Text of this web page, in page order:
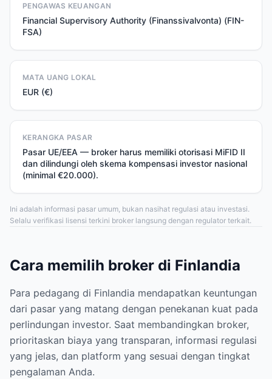
PENGAWAS KEUANGAN
Financial Supervisory Authority (Finanssivalvonta) (FIN-
FSA)
MATA UANG LOKAL
EUR (€)
KERANGKA PASAR
Pasar UE/EEA — broker harus memiliki otorisasi MiFID II
dan dilindungi oleh skema kompensasi investor nasional
(minimal €20.000).
Ini adalah informasi pasar umum, bukan nasihat regulasi atau investasi.
Selalu verifikasi lisensi terkini broker langsung dengan regulator terkait.
Cara memilih broker di Finlandia
Para pedagang di Finlandia mendapatkan keuntungan
dari pasar yang matang dengan penekanan kuat pada
perlindungan investor. Saat membandingkan broker,
prioritaskan biaya yang transparan, informasi regulasi
yang jelas, dan platform yang sesuai dengan tingkat
pengalaman Anda.